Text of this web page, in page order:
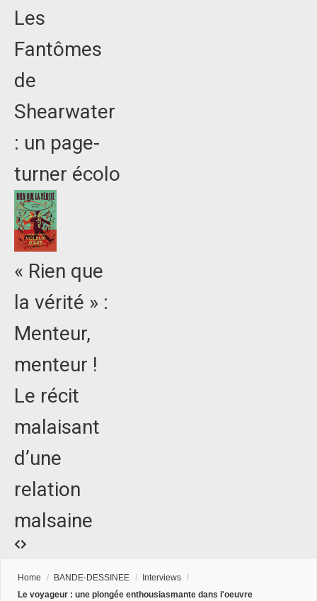
Les
Fantômes
de
Shearwater
: un page-
turner écolo
« Rien que
la vérité » :
Menteur,
menteur !
Le récit
malaisant
d’une
relation
malsaine
Home / BANDE-DESSINEE / Interviews /
Le voyageur : une plongée enthousiasmante dans l'oeuvre